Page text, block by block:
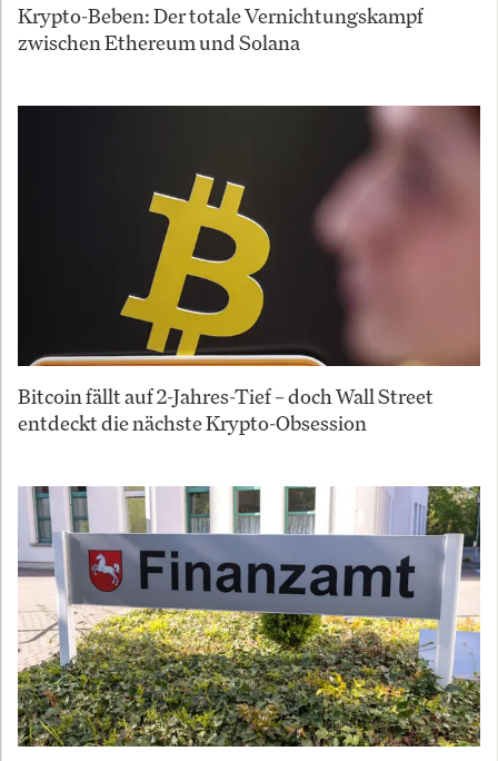
Krypto-Beben: Der totale Vernichtungskampf
zwischen Ethereum und Solana
Bitcoin fällt auf 2-Jahres-Tief – doch Wall Street
entdeckt die nächste Krypto-Obsession